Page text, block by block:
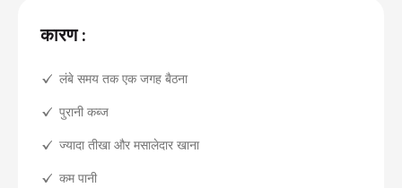
कारण :
लंबे समय तक एक जगह बैठना
पुरानी कब्ज
ज्यादा तीखा और मसालेदार खाना
कम पानी